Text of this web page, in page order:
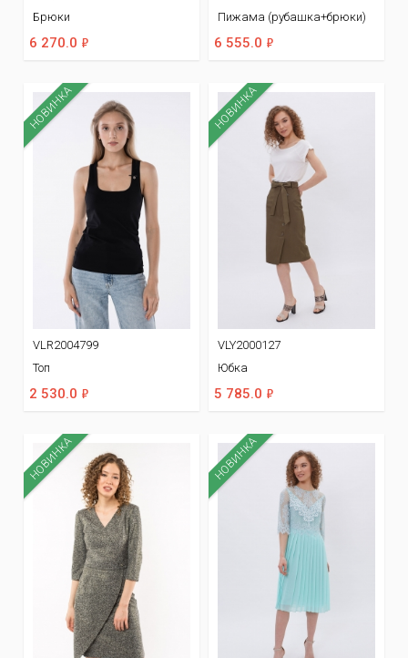
Брюки
6 270.0 ф
Пижама (рубашка+брюки)
6 555.0 ф
НОВИНКА
VLR2004799
Топ
2 530.0 ф
НОВИНКА
VLY2000127
Юбка
5 785.0 ф
НОВИНКА НОВИНКА